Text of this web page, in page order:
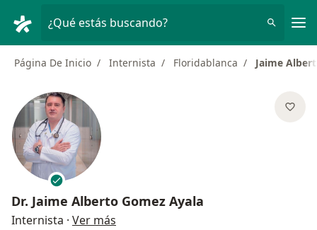
¿Qué estás buscando?
Página De Inicio Internista Floridablanca Jaime
Dr. Jaime Alberto Gomez Ayala
Internista · Ver más